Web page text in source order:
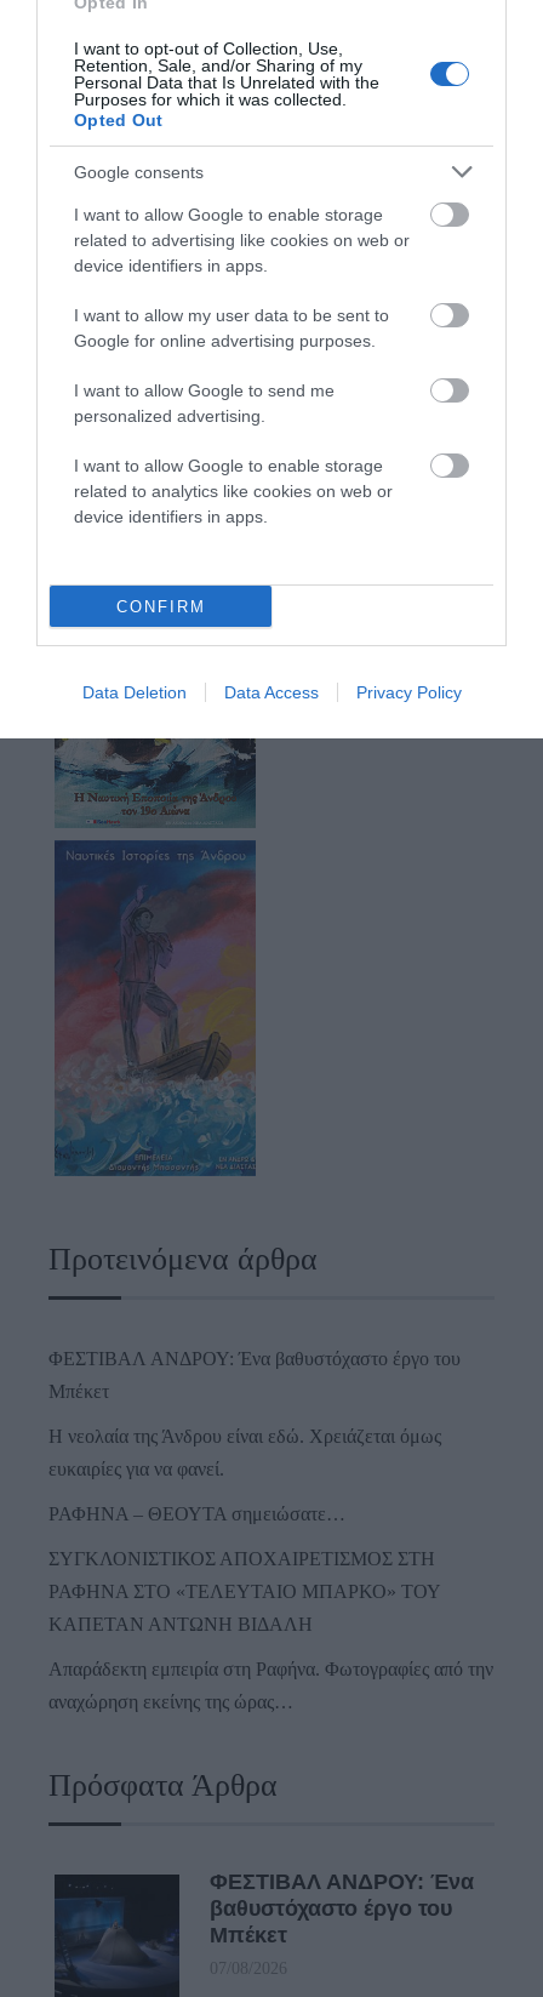
I want to opt-out of Collection, Use,
Retention, Sale, and/or Sharing of my
Personal Data that Is Unrelated with the
Purposes for which it was collected.
Opted Out
Google consents
I want to allow Google to enable storage
related to advertising like cookies on web or
device identifiers in apps.
I want to allow my user data to be sent to
Google for online advertising purposes.
I want to allow Google to send me
personalized advertising.
I want to allow Google to enable storage
related to analytics like cookies on web or
device identifiers in apps.
CONFIRM
Data Deletion Data Access Privacy Policy
Προτεινόμενα άρθρα
ΦΕΣΤΙΒΑΛ ΑΝΔΡΟΥ: Ένα βαθυστόχαστο έργο του
Μπέκετ
Η νεολαία της Άνδρου είναι εδώ. Χρειάζεται όμως
ευκαιρίες για να φανεί.
ΡΑΦΗΝΑ – ΘΕΟΥΤΑ σημειώσατε…
ΣΥΓΚΛΟΝΙΣΤΙΚΟΣ ΑΠΟΧΑΙΡΕΤΙΣΜΟΣ ΣΤΗ
ΡΑΦΗΝΑ ΣΤΟ «ΤΕΛΕΥΤΑΙΟ ΜΠΑΡΚΟ» ΤΟΥ
ΚΑΠΕΤΑΝ ΑΝΤΩΝΗ ΒΙΔΑΛΗ
Απαράδεκτη εμπειρία στη Ραφήνα. Φωτογραφίες από την
αναχώρηση εκείνης της ώρας…
Πρόσφατα Άρθρα
ΦΕΣΤΙΒΑΛ ΑΝΔΡΟΥ: Ένα
βαθυστόχαστο έργο του
Μπέκετ
07/08/2026